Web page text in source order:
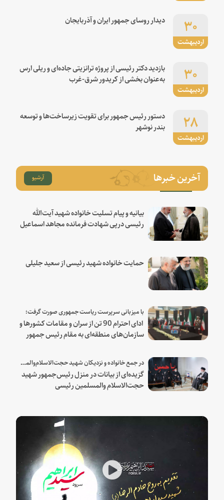
اردیبهشت
۳۰ دیدار روسای جمهور ایران و آذربایجان
اردیبهشت
۳۰
بازدید دکتر رئیسی از پروژه ترانزیتی جاده‌ای و ریلی ارس
به‌عنوان بخشی از کریدور شرق-غرب
اردیبهشت
۲۸
دستور رئیس جمهور برای تقویت زیرساخت‌ها و توسعه
بندر نوشهر
آخرین خبرها آرشیو
بیانیه و پیام تسلیت خانواده شهید آیت‌الله
رئیسی درپی شهادت فرمانده مجاهد اسماعیل
حمایت خانواده شهید رئیسی از سعید جلیلی
با میزبانی سرپرست ریاست جمهوری صورت گرفت؛
ادای احترام 90 تن از سران و مقامات کشورها و
سازمان‌های منطقه‌ای به مقام رئیس جمهور
در جمع خانواده و نزدیکان شهید حجت‌الاسلام‌والمسلمین رئیسی:
گزیده‌ای از بیانات در منزل رئیس‌جمهور شهید
حجت‌الاسلام والمسلمین رئیسی
Play